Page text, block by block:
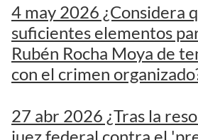
4 may 2026 ¿Considera
suficientes elementos
Rubén Rocha Moya de
con el crimen
27 abr 2026 ¿Tras la